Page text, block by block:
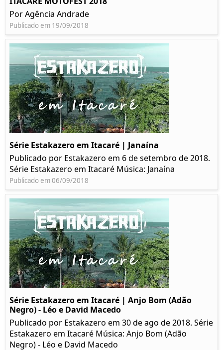
Por Agência Andrade
Publicado em 19/09/2018
Série Estakazero em Itacaré | Janaína
Publicado por Estakazero em 6 de setembro de 2018.
Série Estakazero em Itacaré Música: Janaína
Publicado em 06/09/2018
Série Estakazero em Itacaré | Anjo Bom (Adão
Negro) - Léo e David Macedo
Publicado por Estakazero em 30 de ago de 2018. Série
Estakazero em Itacaré Música: Anjo Bom (Adão
Negro) - Léo e David Macedo